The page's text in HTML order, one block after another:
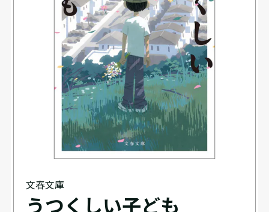
文春文庫
うつくしい子ども